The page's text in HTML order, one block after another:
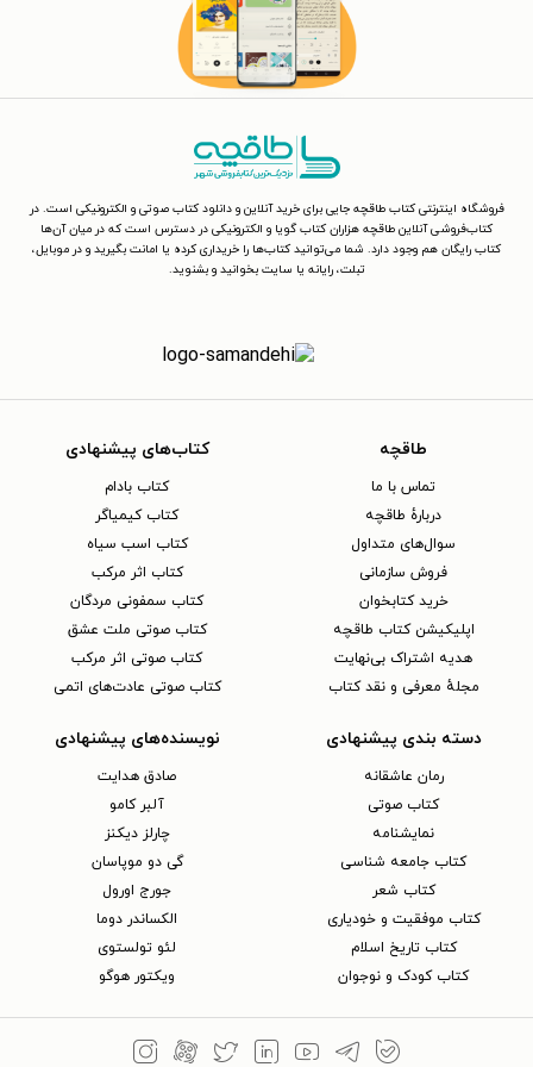
فروشگاه اینترنتی کتاب طاقچه جایی برای خرید آنلاین و دانلود کتاب صوتی و الکترونیکی است. در
کتاب‌فروشی آنلاین طاقچه هزاران کتاب گویا و الکترونیکی در دسترس است که در میان آن‌ها
کتاب رایگان هم وجود دارد. شما می‌توانید کتاب‌ها را خریداری کرده یا امانت بگیرید و در موبایل،
تبلت، رایانه یا سایت بخوانید و بشنوید.
طاقچه
تماس با ما
دربارهٔ طاقچه
سوال‌های متداول
فروش سازمانی
خرید کتابخوان
اپلیکیشن کتاب طاقچه
هدیه اشتراک بی‌نهایت
مجلهٔ معرفی و نقد کتاب
کتاب‌های پیشنهادی
کتاب بادام
کتاب کیمیاگر
کتاب اسب سیاه
کتاب اثر مرکب
کتاب سمفونی مردگان
کتاب صوتی ملت عشق
کتاب صوتی اثر مرکب
کتاب صوتی عادت‌های اتمی
دسته بندی پیشنهادی
رمان عاشقانه
کتاب‌ صوتی
نمایشنامه
کتاب جامعه شناسی
کتاب شعر
کتاب موفقیت و خودیاری
کتاب تاریخ اسلام
کتاب کودک و نوجوان
نویسنده‌های پیشنهادی
صادق هدایت
آلبر کامو
چارلز دیکنز
گی دو موپاسان
جورج اورول
الکساندر دوما
لئو تولستوی
ویکتور هوگو